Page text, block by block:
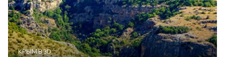
КРЫМ В 3D